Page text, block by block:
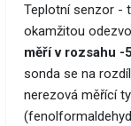
Teplotní senzor -
okamžitou
měří v rozsahu -
sonda se na
nerezová měřící